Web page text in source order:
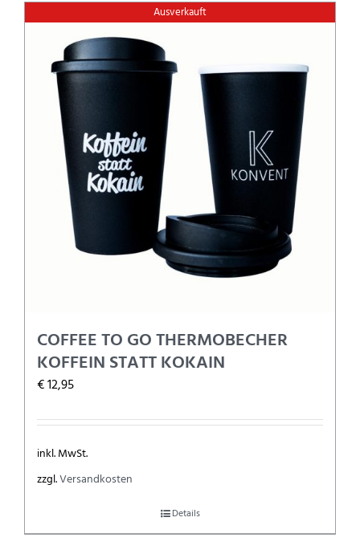
Ausverkauft
COFFEE TO GO THERMOBECHER
KOFFEIN STATT KOKAIN
€12,95
inkl. MwSt.
zzgl.Versandkosten
Details